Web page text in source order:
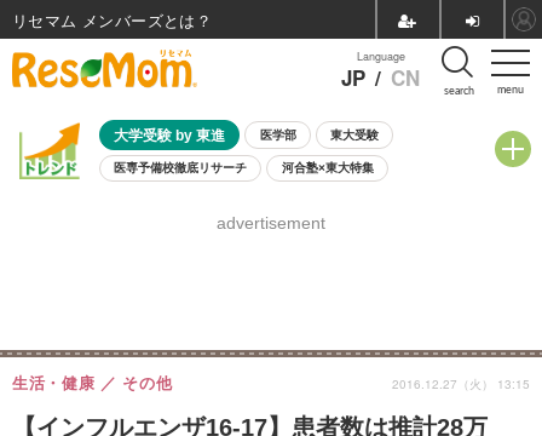
menu
Language
JP / CN search
大学受験 by 東進 医学部 東大受験
医専予備校徹底リサーチ 河合塾×東大特集
8月開催学校説明会・相談会
advertisement
【インフルエンザ16-17】患者数は推計28万
生活・健康 その他 2016.12.27（火） 13:15
リセマム メンバーズ